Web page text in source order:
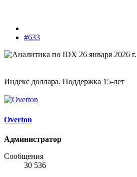
#633
Индекс доллара. Поддержка 15-лет
Overton
Администратор
Сообщения
30 536